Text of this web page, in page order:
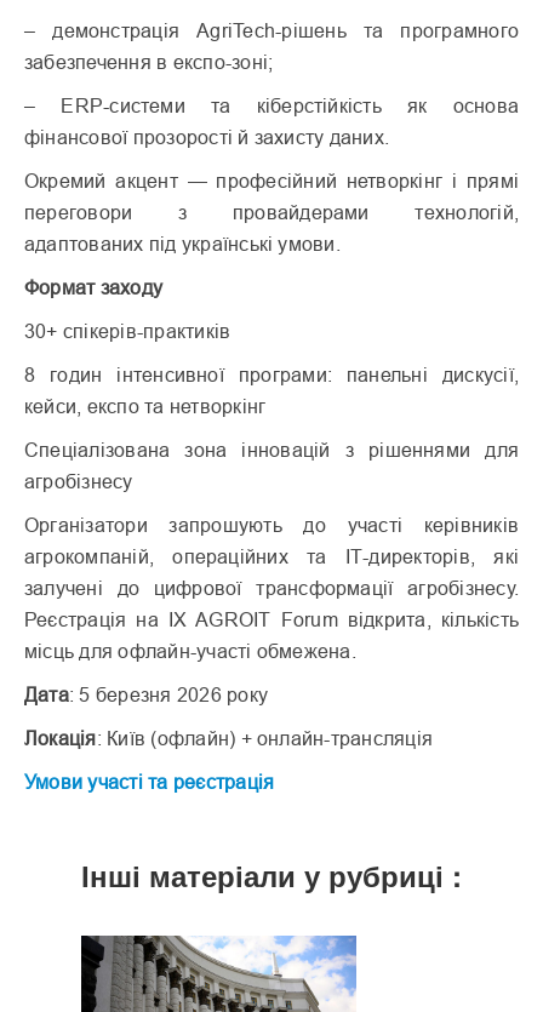
– демонстрація AgriTech-рішень та програмного
забезпечення в експо-зоні;
– ERP-системи та кіберстійкість як основа
фінансової прозорості й захисту даних.
Окремий акцент — професійний нетворкінг і прямі
переговори з провайдерами технологій,
адаптованих під українські умови.
Формат заходу
30+ спікерів-практиків
8 годин інтенсивної програми: панельні дискусії,
кейси, експо та нетворкінг
Спеціалізована зона інновацій з рішеннями для
агробізнесу
Організатори запрошують до участі керівників
агрокомпаній, операційних та ІТ-директорів, які
залучені до цифрової трансформації агробізнесу.
Реєстрація на IX AGROIT Forum відкрита, кількість
місць для офлайн-участі обмежена.
Дата: 5 березня 2026 року
Локація: Київ (офлайн) + онлайн-трансляція
Умови участі та реєстрація
Інші матеріали у рубриці :